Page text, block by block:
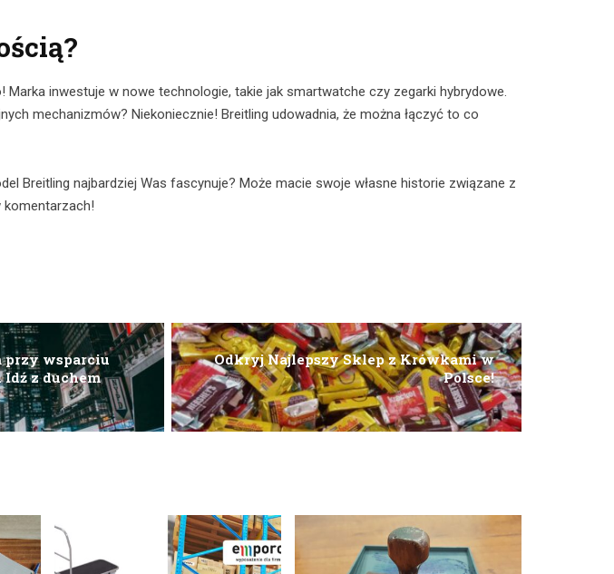
Marka inwestuje w nowe technologie, takie jak smartwatche czy zegarki hybrydowe.
mechanizmów? Niekoniecznie! Breitling udowadnia, że można łączyć to co
Breitling najbardziej Was fascynuje? Może macie swoje własne historie związane z
komentarzach!
przy wsparciu
z duchem
Odkryj Najlepszy Sklep z Krówkami w
Polsce!